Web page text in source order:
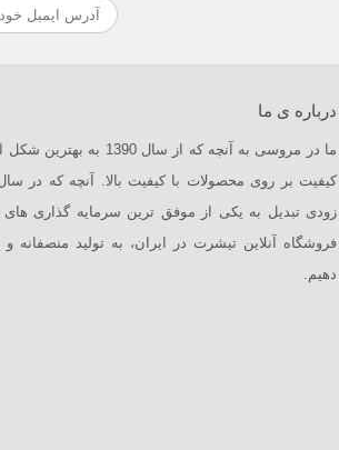
درباره ی ما
ما در مروسی به آنچه که
زودی تبدیل به یکی از موفق ترین سرمایه گذاری
فروشگاه آنلاین تیشرت در ایران، به تولید
دهیم.